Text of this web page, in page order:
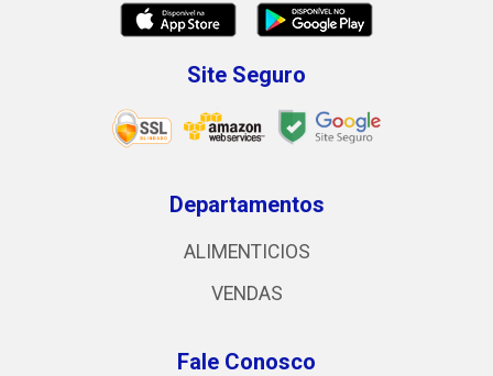
Site Seguro
Departamentos
ALIMENTICIOS
VENDAS
Fale Conosco